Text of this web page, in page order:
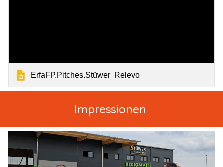
ErfaFP.Pitches.Stüwer_Relevo
Impressionen